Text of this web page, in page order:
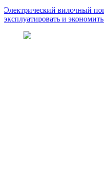
Электрический вилочный
эксплуатировать и